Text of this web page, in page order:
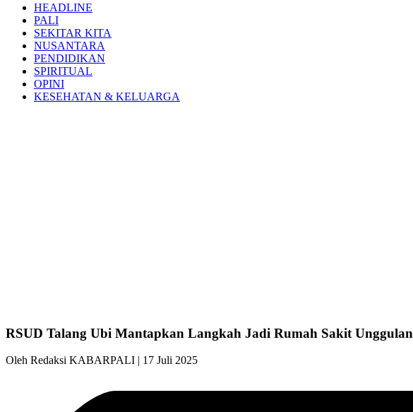
HEADLINE
PALI
SEKITAR KITA
NUSANTARA
PENDIDIKAN
SPIRITUAL
OPINI
KESEHATAN & KELUARGA
RSUD Talang Ubi Mantapkan Langkah Jadi Rumah Sakit Unggulan
Oleh Redaksi KABARPALI | 17 Juli 2025